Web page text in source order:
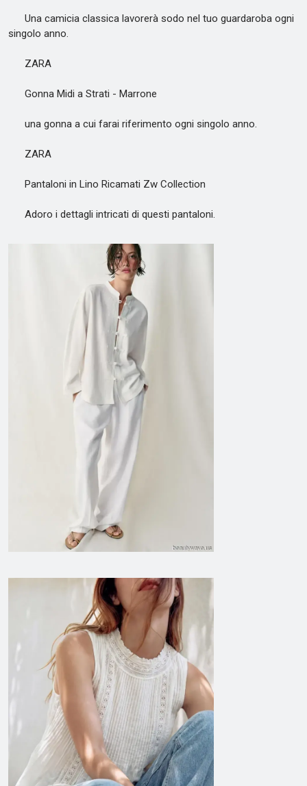
Una camicia classica lavorerà sodo nel tuo guardaroba ogni
singolo anno.
ZARA
Gonna Midi a Strati - Marrone
una gonna a cui farai riferimento ogni singolo anno.
ZARA
Pantaloni in Lino Ricamati Zw Collection
Adoro i dettagli intricati di questi pantaloni.